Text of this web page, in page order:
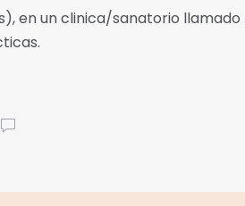
en un clinica/sanatorio